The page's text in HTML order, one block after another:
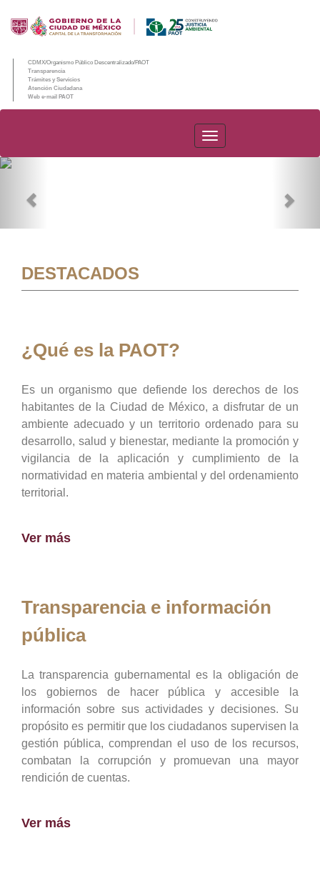
CDMX/Organismo Público Descentralizado/PAOT
Transparencia
Trámites y Servicios
Atención Ciudadana
Web e-mail PAOT
PAOT
DESTACADOS
¿Qué es la PAOT?
Es un organismo que defiende los derechos de los
habitantes de la Ciudad de México, a disfrutar de un
ambiente adecuado y un territorio ordenado para su
desarrollo, salud y bienestar, mediante la promoción y
vigilancia de la aplicación y cumplimiento de la
normatividad en materia ambiental y del ordenamiento
territorial.
Ver más
Transparencia e información
pública
La transparencia gubernamental es la obligación de
los gobiernos de hacer pública y accesible la
información sobre sus actividades y decisiones. Su
propósito es permitir que los ciudadanos supervisen la
gestión pública, comprendan el uso de los recursos,
combatan la corrupción y promuevan una mayor
rendición de cuentas.
Ver más